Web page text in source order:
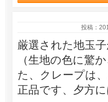
投稿：
厳選された地玉
（生地の色に驚
た、クレープは
正品です、夕方